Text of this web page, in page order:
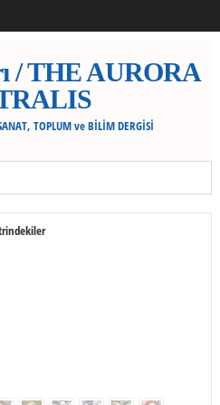
/ THE AURORA
TOPLUM ve BİLİM DERGİSİ